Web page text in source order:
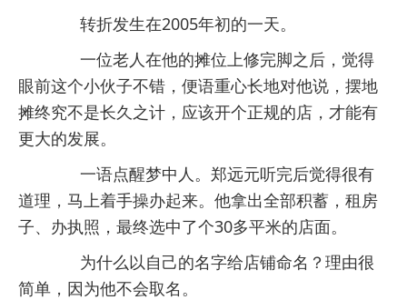
转折发生在2005年初的一天。
一位老人在他的摊位上修完脚之后，觉得
眼前这个小伙子不错，便语重心长地对他说，摆地
摊终究不是长久之计，应该开个正规的店，才能有
更大的发展。
一语点醒梦中人。郑远元听完后觉得很有
道理，马上着手操办起来。他拿出全部积蓄，租房
子、办执照，最终选中了个30多平米的店面。
为什么以自己的名字给店铺命名？理由很
简单，因为他不会取名。